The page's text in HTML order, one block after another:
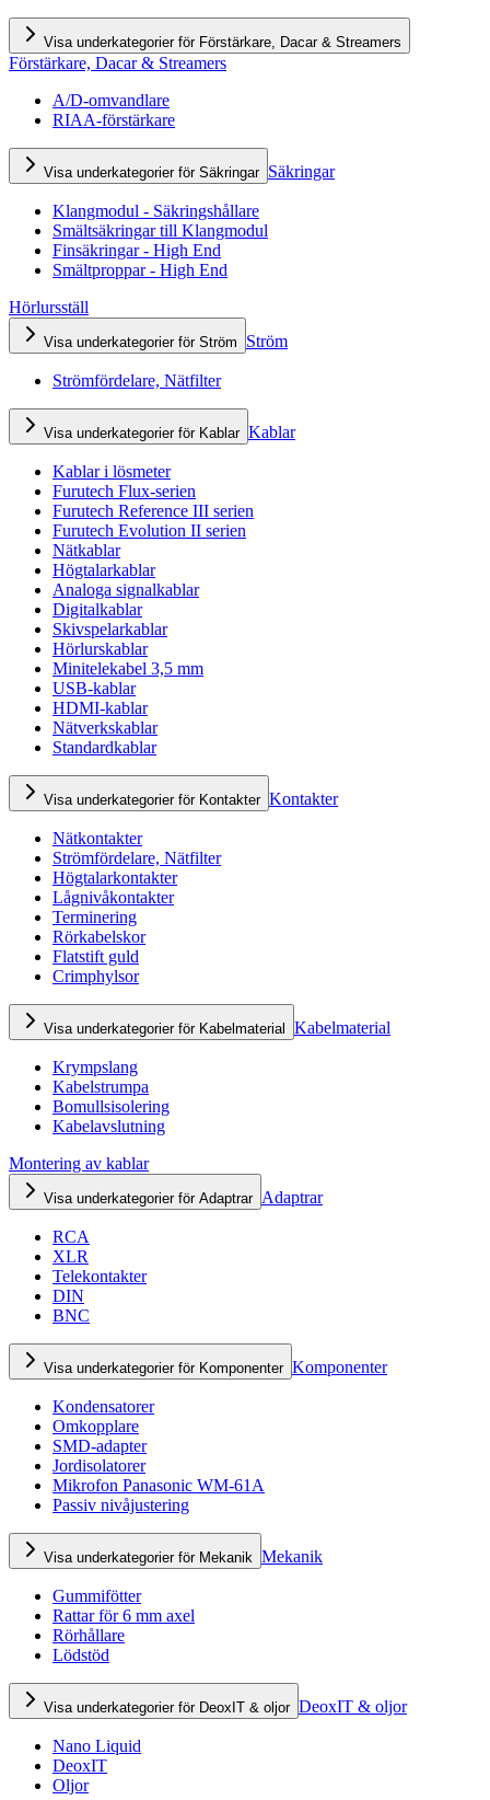
Visa underkategorier för Förstärkare, Dacar & Streamers
Förstärkare, Dacar & Streamers
A/D-omvandlare
RIAA-förstärkare
Visa underkategorier för Säkringar Säkringar
Klangmodul - Säkringshållare
Smältsäkringar till Klangmodul
Finsäkringar - High End
Smältproppar - High End
Hörlursställ
Visa underkategorier för Ström Ström
Strömfördelare, Nätfilter
Visa underkategorier för Kablar Kablar
Kablar i lösmeter
Furutech Flux-serien
Furutech Reference III serien
Furutech Evolution II serien
Nätkablar
Högtalarkablar
Analoga signalkablar
Digitalkablar
Skivspelarkablar
Hörlurskablar
Minitelekabel 3,5 mm
USB-kablar
HDMI-kablar
Nätverkskablar
Standardkablar
Visa underkategorier för Kontakter Kontakter
Nätkontakter
Strömfördelare, Nätfilter
Högtalarkontakter
Lågnivåkontakter
Terminering
Rörkabelskor
Flatstift guld
Crimphylsor
Visa underkategorier för Kabelmaterial Kabelmaterial
Krympslang
Kabelstrumpa
Bomullsisolering
Kabelavslutning
Montering av kablar
Visa underkategorier för Adaptrar Adaptrar
RCA
XLR
Telekontakter
DIN
BNC
Visa underkategorier för Komponenter Komponenter
Kondensatorer
Omkopplare
SMD-adapter
Jordisolatorer
Mikrofon Panasonic WM-61A
Passiv nivåjustering
Visa underkategorier för Mekanik Mekanik
Gummifötter
Rattar för 6 mm axel
Rörhållare
Lödstöd
Visa underkategorier för DeoxIT & oljor DeoxIT & oljor
Nano Liquid
DeoxIT
Oljor